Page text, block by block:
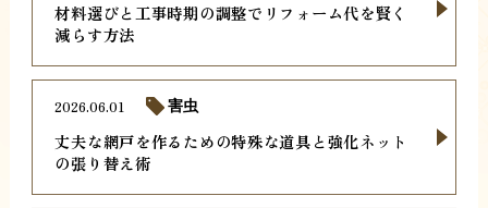
材料選びと工事時期の調整でリフォーム代を賢く
減らす方法
丈夫な網戸を作るための特殊な道具と強化ネット
の張り替え術
2026.06.01 害虫